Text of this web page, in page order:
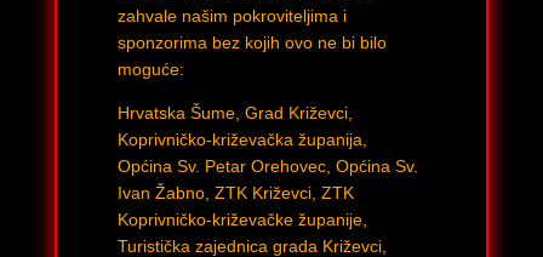
zahvale našim pokroviteljima i
sponzorima bez kojih ovo ne bi bilo
moguće:
Hrvatska Šume, Grad Križevci,
Koprivničko-križevačka županija,
Općina Sv. Petar Orehovec, Općina Sv.
Ivan Žabno, ZTK Križevci, ZTK
Koprivničko-križevačke županije,
Turistička zajednica grada Križevci,